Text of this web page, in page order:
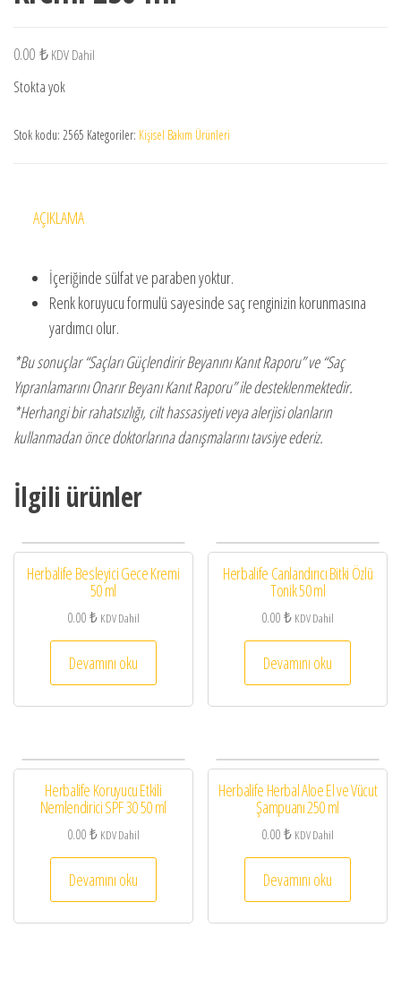
0.00 ₺ KDV Dahil
Stokta yok
Stok kodu: 2565 Kategoriler: Kişisel Bakım Ürünleri
AÇIKLAMA
İçeriğinde sülfat ve paraben yoktur.
Renk koruyucu formulü sayesinde saç renginizin korunmasına
yardımcı olur.
*Bu sonuçlar “Saçları Güçlendirir Beyanını Kanıt Raporu” ve “Saç
Yıpranlamarını Onarır Beyanı Kanıt Raporu” ile desteklenmektedir.
*Herhangi bir rahatsızlığı, cilt hassasiyeti veya alerjisi olanların
kullanmadan önce doktorlarına danışmalarını tavsiye ederiz.
İlgili ürünler
Herbalife Besleyici Gece Kremi
50 ml
0.00₺ KDV Dahil
Devamını oku
Herbalife Canlandırıcı Bitki Özlü
Tonik 50 ml
0.00₺ KDV Dahil
Devamını oku
Herbalife Koruyucu Etkili
Nemlendirici SPF 30 50 ml
0.00₺ KDV Dahil
Devamını oku
Herbalife Herbal Aloe El ve Vücut
Şampuanı 250 ml
0.00₺ KDV Dahil
Devamını oku